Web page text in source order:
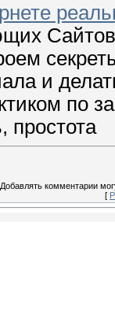
и
по
простота
Добавлять комментарии
[